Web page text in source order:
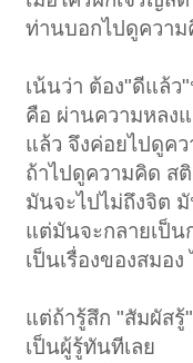
ท่านบอกไปดูความ
เน้นว่า ต้อง"ดีแล้ว
คือ ผ่านความหลง
แล้ว จึงค่อยไปดูค
ถ้าไปดูความคิด ส
มันจะไปไม่ถึงจิต
แต่มันจะกลายเป็น
เป็นเรื่องของสมอง
แต่ถ้ารู้สึก "สัมผัส
เป็นผู้รู้ทันทีเลย